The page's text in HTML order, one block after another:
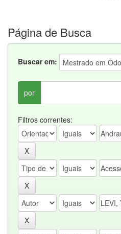
Página de Busca
Buscar em:
por
Filtros correntes: